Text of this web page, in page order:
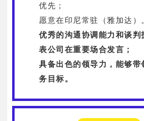
优先；
愿意在印尼常驻（雅加达）
优秀的沟通协调能力和谈判
表公司在重要场合发言；
具备出色的领导力，能够带
务目标。